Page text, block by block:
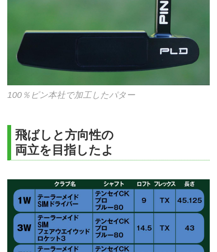
100％ピン本社で加工したパター
飛ばしと方向性の
両立を目指したよ